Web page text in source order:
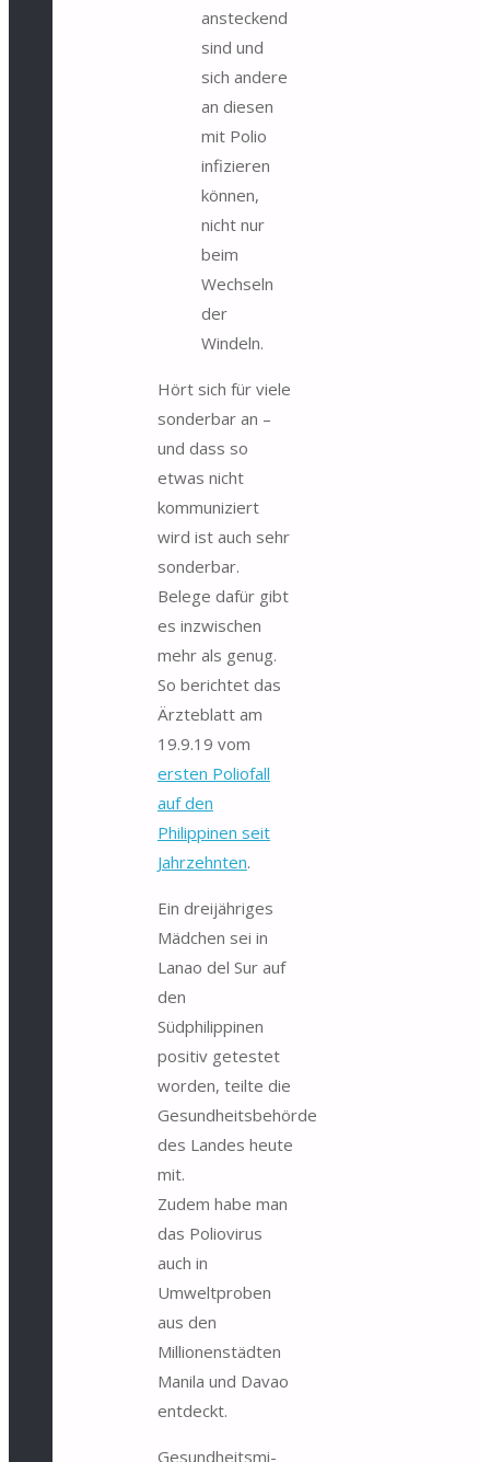
ansteckend
sind und
sich andere
an diesen
mit Polio
infizieren
können,
nicht nur
beim
Wechseln
der
Windeln.
Hört sich für viele
sonderbar an –
und dass so
etwas nicht
kommuniziert
wird ist auch sehr
sonderbar.
Belege dafür gibt
es inzwischen
mehr als genug.
So berichtet das
Ärzteblatt am
19.9.19 vom
ersten Poliofall
auf den
Philippinen seit
Jahrzehnten.
Ein dreijähriges
Mädchen sei in
Lanao del Sur auf
den
Südphilippinen
positiv getestet
wor­den, teilte die
Gesundheitsbehörde
des Landes heute
mit.
Zudem habe man
das Polio­vi­rus
auch in
Umweltproben
aus den
Millionenstädten
Manila und Davao
entdeckt.
Ge­sund­heits­mi­